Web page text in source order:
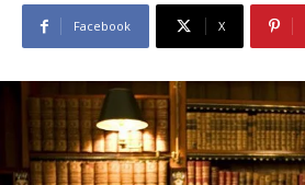
Facebook X